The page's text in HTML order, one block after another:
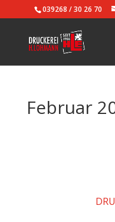
039268 / 30 26 70
Februar